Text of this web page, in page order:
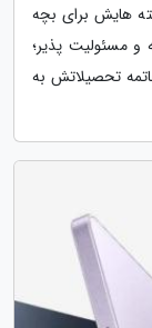
هایش برای بچه
و مسئولیت پذیر؛
تحصیلاتش به